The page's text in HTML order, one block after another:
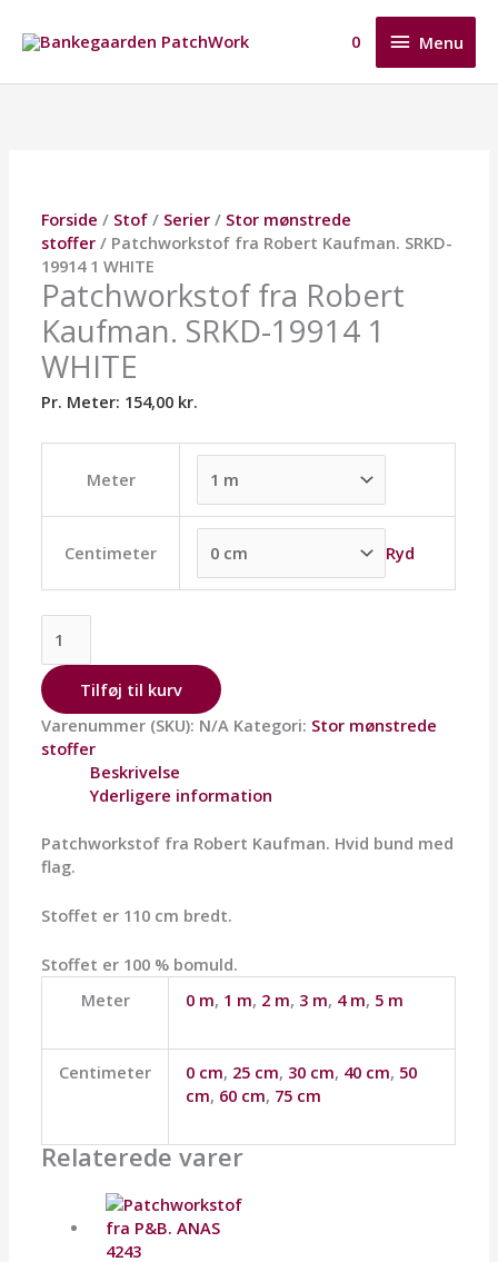
indholdet
Menu
Menu
0
Forside / Stof / Serier / Stor mønstrede
stoffer / Patchworkstof fra Robert Kaufman. SRKD-
19914 1 WHITE
Patchworkstof fra Robert
Kaufman. SRKD-19914 1
WHITE
Pr. Meter: 154,00 kr.
Meter
Centimeter Ryd
19914
1
WHITE
antal
Tilføj til kurv
Varenummer (SKU): N/A Kategori: Stor mønstrede
stoffer
Beskrivelse
Yderligere information
Patchworkstof fra Robert Kaufman. Hvid bund med
flag.
Stoffet er 110 cm bredt.
Stoffet er 100 % bomuld.
Meter
0 m, 1 m, 2 m, 3 m, 4 m, 5 m
Centimeter 0 cm, 25 cm, 30 cm, 40 cm, 50
cm, 60 cm, 75 cm
Relaterede varer
Mulighederne
kan
på
varesiden
Mulighederne
kan
på
varesiden
Mulighederne
kan
på
varesiden